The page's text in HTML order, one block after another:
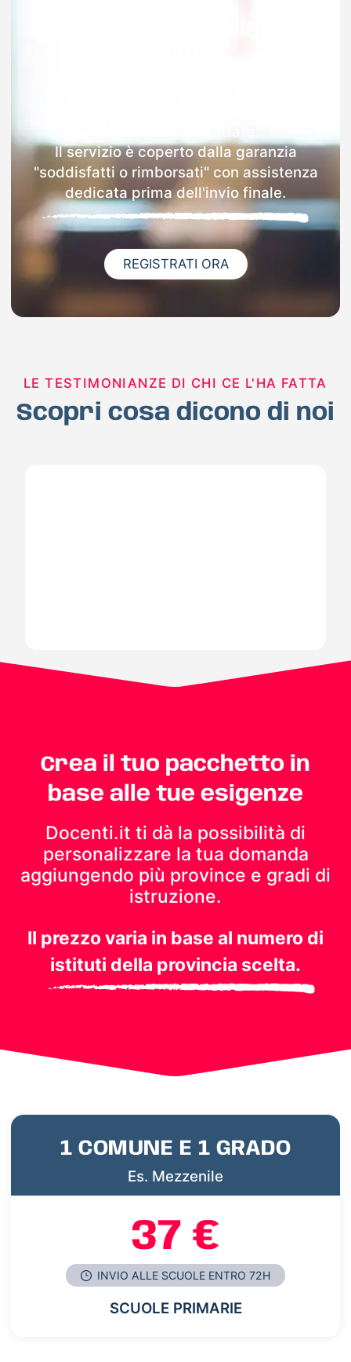
Il servizio è coperto dalla garanzia
"soddisfatti o rimborsati" con assistenza
dedicata prima dell'invio finale.
REGISTRATI ORA
LE TESTIMONIANZE DI CHI CE L'HA FATTA
Scopri cosa dicono di noi
Crea il tuo pacchetto in
base alle tue esigenze
Docenti.it ti dà la possibilità di
personalizzare la tua domanda
aggiungendo più province e gradi di
istruzione.
Il prezzo varia in base al numero di
istituti della provincia scelta.
1 COMUNE E 1 GRADO
Es. Mezzenile
37 €
INVIO ALLE SCUOLE ENTRO 72H
SCUOLE PRIMARIE